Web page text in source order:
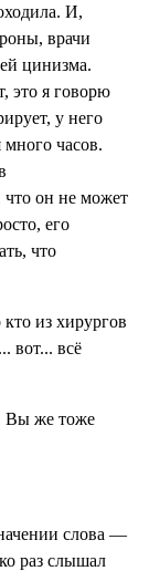
И,
врачи
цинизма.
это я говорю
у него
часов.
что он не может
его
что
из хирургов
вот... всё
Вы же тоже
слова —
раз слышал